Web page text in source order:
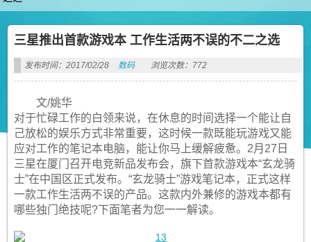
三星推出首款游戏本 工作生活两不误的不二之选
发布时间：2017/02/28 数码 浏览次数：772
文/姚华
对于忙碌工作的白领来说，在休息的时间选择一个能让自
己放松的娱乐方式非常重要，这时候一款既能玩游戏又能
应对工作的笔记本电脑，能让你马上缓解疲惫。2月27日
三星在厦门召开电竞新品发布会，旗下首款游戏本“玄龙骑
士”在中国区正式发布。“玄龙骑士”游戏笔记本，正式这样
一款工作生活两不误的产品。这款内外兼修的游戏本都有
哪些独门绝技呢?下面笔者为您一一解读。